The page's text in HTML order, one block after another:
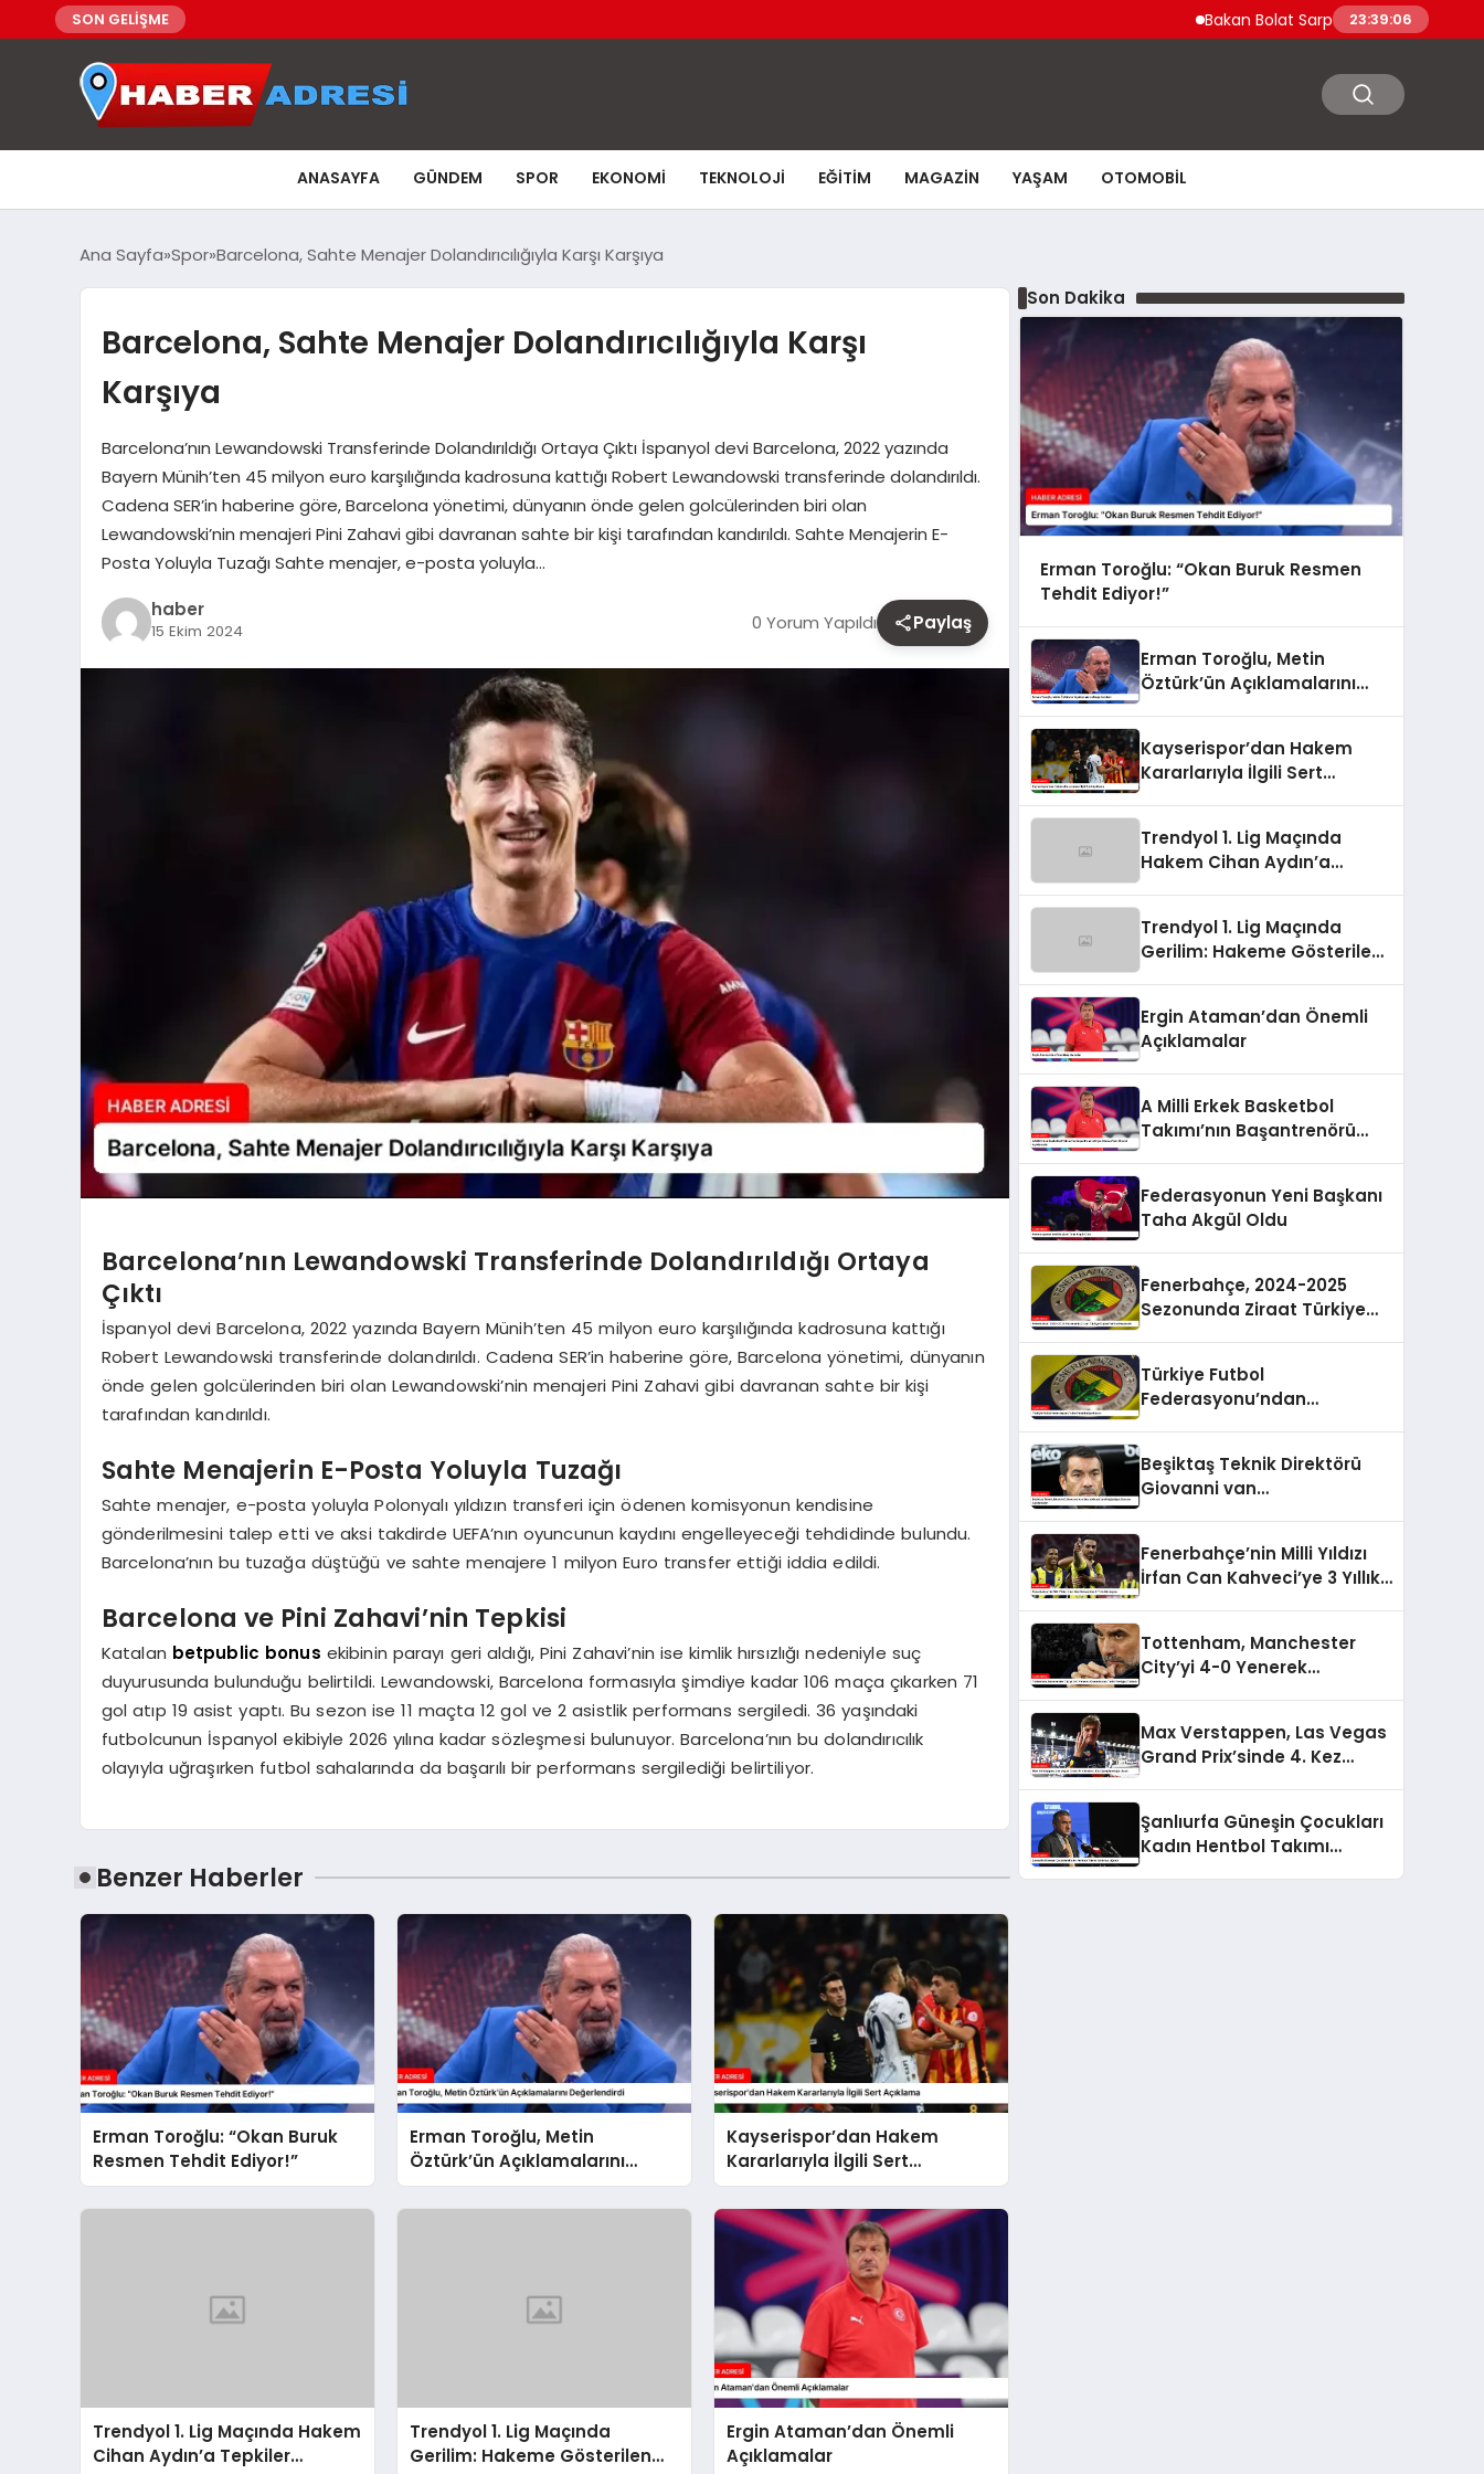
SON GELİŞME Bakan Bolat Sarp Gümrük Kapısı’nı
23:39:07
ANASAYFA GÜNDEM SPOR EKONOMI TEKNOLOJI EĞITIM MAGAZIN YAŞAM OTOMOBIL
Ana Sayfa Spor Barcelona, Sahte Menajer Dolandırıcılığıyla Karşı Karşıya
Barcelona, Sahte Menajer Dolandırıcılığıyla Karşı
Karşıya
Barcelona’nın Lewandowski Transferinde Dolandırıldığı Ortaya Çıktı İspanyol devi Barcelona, 2022 yazında
Bayern Münih’ten 45 milyon euro karşılığında kadrosuna kattığı Robert Lewandowski transferinde dolandırıldı.
Cadena SER’in haberine göre, Barcelona yönetimi, dünyanın önde gelen golcülerinden biri olan
Lewandowski’nin menajeri Pini Zahavi gibi davranan sahte bir kişi tarafından kandırıldı. Sahte Menajerin E-
Posta Yoluyla Tuzağı Sahte menajer, e-posta yoluyla…
haber
15 Ekim 2024 0 Yorum Yapıldı Paylaş
Barcelona’nın Lewandowski Transferinde Dolandırıldığı Ortaya
Çıktı
İspanyol devi Barcelona, 2022 yazında Bayern Münih’ten 45 milyon euro karşılığında kadrosuna kattığı
Robert Lewandowski transferinde dolandırıldı. Cadena SER’in haberine göre, Barcelona yönetimi, dünyanın
önde gelen golcülerinden biri olan Lewandowski’nin menajeri Pini Zahavi gibi davranan sahte bir kişi
tarafından kandırıldı.
Sahte Menajerin E-Posta Yoluyla Tuzağı
Sahte menajer, e-posta yoluyla Polonyalı yıldızın transferi için ödenen komisyonun kendisine
gönderilmesini talep etti ve aksi takdirde UEFA’nın oyuncunun kaydını engelleyeceği tehdidinde bulundu.
Barcelona’nın bu tuzağa düştüğü ve sahte menajere 1 milyon Euro transfer ettiği iddia edildi.
Barcelona ve Pini Zahavi’nin Tepkisi
Katalan betpublic bonus ekibinin parayı geri aldığı, Pini Zahavi’nin ise kimlik hırsızlığı nedeniyle suç
duyurusunda bulunduğu belirtildi. Lewandowski, Barcelona formasıyla şimdiye kadar 106 maça çıkarken 71
gol atıp 19 asist yaptı. Bu sezon ise 11 maçta 12 gol ve 2 asistlik performans sergiledi. 36 yaşındaki
futbolcunun İspanyol ekibiyle 2026 yılına kadar sözleşmesi bulunuyor. Barcelona’nın bu dolandırıcılık
olayıyla uğraşırken futbol sahalarında da başarılı bir performans sergilediği belirtiliyor.
Benzer Haberler
Erman Toroğlu: “Okan Buruk
Resmen Tehdit Ediyor!”
Erman Toroğlu, Metin
Öztürk’ün Açıklamalarını
Değerlendirdi
Kayserispor’dan Hakem
Kararlarıyla İlgili Sert
Açıklama
Trendyol 1. Lig Maçında Hakem
Cihan Aydın’a Tepkiler
Trendyol 1. Lig Maçında
Gerilim: Hakeme Gösterilen
Ergin Ataman’dan Önemli
Açıklamalar
Son Dakika
Erman Toroğlu: “Okan Buruk Resmen
Tehdit Ediyor!”
Erman Toroğlu, Metin
Öztürk’ün Açıklamalarını
Kayserispor’dan Hakem
Kararlarıyla İlgili Sert
Trendyol 1. Lig Maçında
Hakem Cihan Aydın’a
Trendyol 1. Lig Maçında
Gerilim: Hakeme Gösterilen
Ergin Ataman’dan Önemli
Açıklamalar
A Milli Erkek Basketbol
Takımı’nın Başantrenörü
Federasyonun Yeni Başkanı
Taha Akgül Oldu
Fenerbahçe, 2024-2025
Sezonunda Ziraat Türkiye
Türkiye Futbol
Federasyonu’ndan
Beşiktaş Teknik Direktörü
Giovanni van
Fenerbahçe’nin Milli Yıldızı
İrfan Can Kahveci’ye 3 Yıllık
Tottenham, Manchester
City’yi 4-0 Yenerek
Max Verstappen, Las Vegas
Grand Prix’sinde 4. Kez
Şanlıurfa Güneşin Çocukları
Kadın Hentbol Takımı